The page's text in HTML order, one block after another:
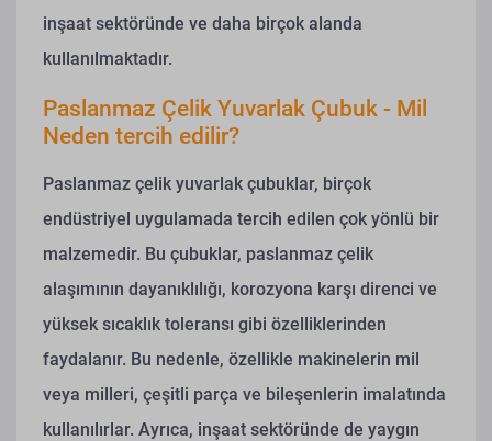
inşaat sektöründe ve daha birçok alanda
kullanılmaktadır.
Paslanmaz Çelik Yuvarlak Çubuk - Mil
Neden tercih edilir?
Paslanmaz çelik yuvarlak çubuklar, birçok
endüstriyel uygulamada tercih edilen çok yönlü bir
malzemedir. Bu çubuklar, paslanmaz çelik
alaşımının dayanıklılığı, korozyona karşı direnci ve
yüksek sıcaklık toleransı gibi özelliklerinden
faydalanır. Bu nedenle, özellikle makinelerin mil
veya milleri, çeşitli parça ve bileşenlerin imalatında
kullanılırlar. Ayrıca, inşaat sektöründe de yaygın